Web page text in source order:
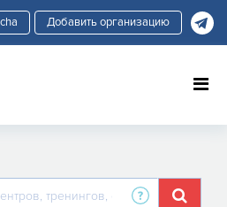
Добавить организацию